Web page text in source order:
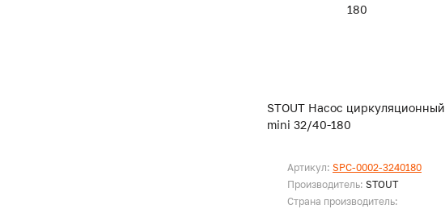
STOUT Насос циркуляционный
mini 32/40-180
Артикул: SPC-0002-3240180
Производитель: STOUT
Страна производитель: